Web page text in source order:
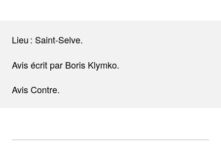
Lieu : Saint-Selve.
Avis écrit par Boris Klymko.
Avis Contre.